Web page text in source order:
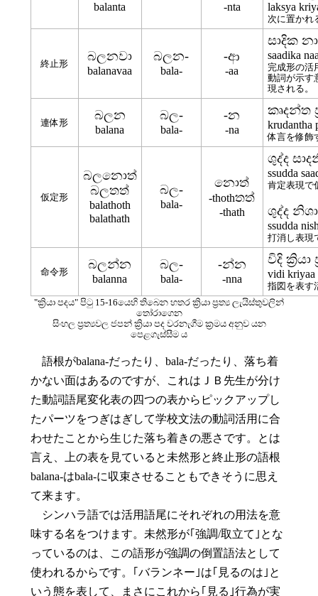
balanta -nta laksya
次に置かれ
終止形
බලනවා
balanavaa
බලන-
bala-
-ආ
-aa
සාදික
saadika
完成形の活
動詞が示す
現される。
連体形
බලන
balana
බල-
bala-
-න
-na
කෘදන්ත
krudantha
体言を修飾
仮定形
බලනොත්
බලතත්
balathoth
balathath
බල-
bala-
නොත්
-thothතත්
-thath
ශුද්ද
ssudda
肯定表現で
ශුද්ද
ssudda
打消し表現
命令形
බලන්න
balanna
බල-
bala-
-න්න
-nna
විදි ක්‍රියා
vidi kriyaa
指図を表す
"ක්‍රියා පදය" පිටු 15-16යෙහි තිබෙන හතර ක්‍රියා ප්‍රත්‍ය ලැයිස්තුවලින්
තෝරාගෙන
සිංහල ප්‍රත්‍යවල ජපන් ක්‍රියා පද වරනැගීම ක්‍රමය අනුව යන
පෙළගැස්සීම ය
語根がbalana-だったり、bala-だったり、落ち着
かない面はあるのですが、これはＪＢ先生が分け
た動詞語尾変化表の四つの表からピックアップし
たパーツをつぎはぎして学校文法の動詞活用に合
わせたことから生じた落ち着きの悪さです。とは
言え、上の表を見ていると未然形と終止形の語根
balana-はbala-に収束させることもできそうに思え
て来ます。
シンハラ語では活用語尾にそれぞれの用法を意
味する名をつけます。未然形が｢強調/取立て｣とな
っているのは、この語形が強調の倒置語法として
使われるからです。｢バランネー｣は｢見るのは｣と
いう態を表して、まさにこれから｢見る｣行為が実